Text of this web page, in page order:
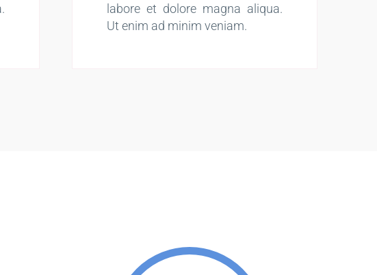
labore et dolore magna aliqua.
Ut enim ad minim veniam.